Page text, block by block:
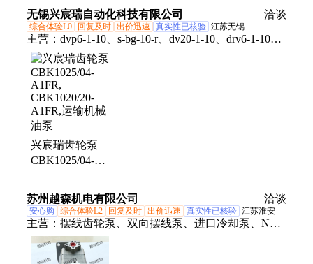
泵
泵
无锡兴宸瑞自动化科技有限公司 洽谈
综合体验L0 回复及时 出价迅速 真实性已核验 江苏无锡
主营： dvp6-1-10、s-bg-10-r、dv20-1-10、drv6-1-10、
s-bg-06-l、drvp6-1-10、sbg-03-v-l、dvp20-1-10、
drvp16-1-10、s-bg-06-v-r、msw-03-x-10、msb-03-x-
40、msw-06-y-10、msb-01-x-50、单向节流、板式单
向、板式节流、节流截止阀
兴宸瑞齿轮泵
CBK1025/04-
CBK1020/20-
A1FR,运输机械
油泵
苏州越森机电有限公司 洽谈
安心购 综合体验L2 回复及时 出价迅速 真实性已核验 江苏淮安
主营： 摆线齿轮泵、双向摆线泵、进口冷却泵、NOP
油泵、柱塞泵、变量柱塞泵、电磁阀、电磁换向阀、
哈伯叶片泵、哈伯双联叶片泵